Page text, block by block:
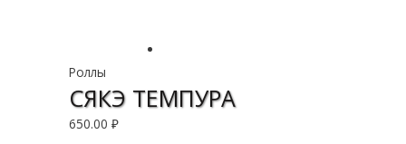
Роллы
СЯКЭ ТЕМПУРА
650.00 ₽